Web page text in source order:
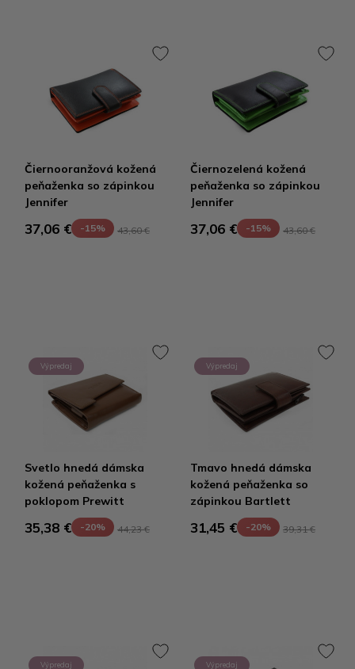
Čiernooranžová kožená
peňaženka so zápinkou
Jennifer
37,06 € -15% 43,60 €
Čiernozelená kožená
peňaženka so zápinkou
Jennifer
37,06 € -15% 43,60 €
Výpredaj
Svetlo hnedá dámska
kožená peňaženka s
poklopom Prewitt
35,38 € -20% 44,23 €
Výpredaj
Tmavo hnedá dámska
kožená peňaženka so
zápinkou Bartlett
31,45 € -20% 39,31 €
Výpredaj Výpredaj